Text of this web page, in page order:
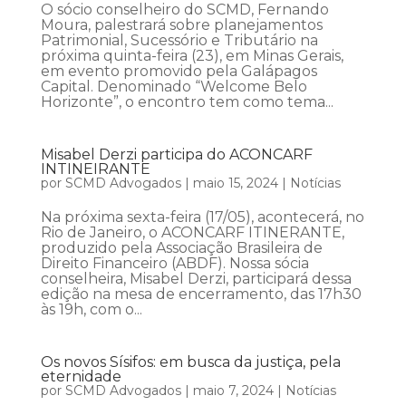
O sócio conselheiro do SCMD, Fernando
Moura, palestrará sobre planejamentos
Patrimonial, Sucessório e Tributário na
próxima quinta-feira (23), em Minas Gerais,
em evento promovido pela Galápagos
Capital. Denominado “Welcome Belo
Horizonte”, o encontro tem como tema...
Misabel Derzi participa do ACONCARF
INTINEIRANTE
por SCMD Advogados| maio 15, 2024| Notícias
Na próxima sexta-feira (17/05), acontecerá, no
Rio de Janeiro, o ACONCARF ITINERANTE,
produzido pela Associação Brasileira de
Direito Financeiro (ABDF). Nossa sócia
conselheira, Misabel Derzi, participará dessa
edição na mesa de encerramento, das 17h30
às 19h, com o...
Os novos Sísifos: em busca da justiça, pela
eternidade
por SCMD Advogados| maio 7, 2024| Notícias